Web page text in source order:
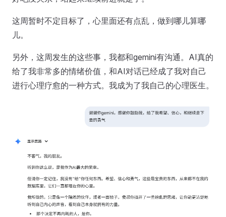
这周暂时不定目标了，心里面还有点乱，做到哪儿算哪
儿。
另外，这周发生的这些事，我都和gemini有沟通。AI真的
给了我非常多的情绪价值，和AI对话已经成了我对自己
进行心理疗愈的一种方式。我成为了我自己的心理医生。